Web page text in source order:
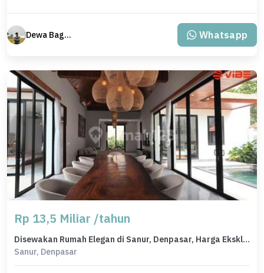
Dewa Bagus Dwi Mantara Whatsapp
Rp 13,5 Miliar /tahun
Disewakan Rumah Elegan di Sanur, Denpasar, Harga Eksklusif
Sanur, Denpasar